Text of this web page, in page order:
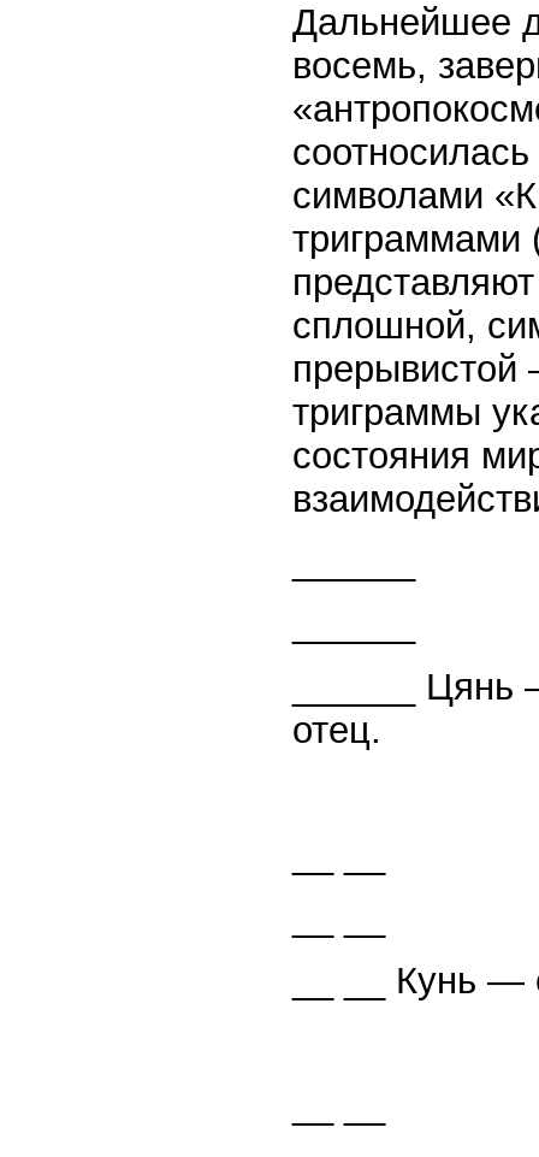
Дальнейшее
восемь,
символами
триграммами
сплошной,
триграммы
состояния
______ Цянь
отец.
__ __ Кунь